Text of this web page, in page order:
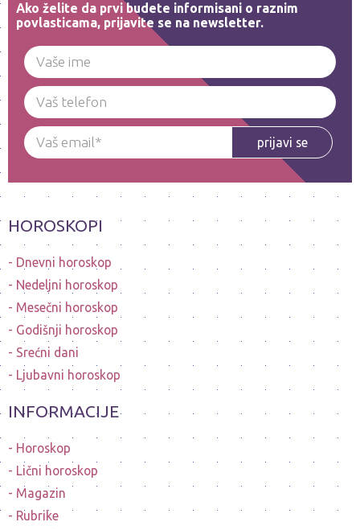
Ako želite da prvi budete informisani o raznim
povlasticama, prijavite se na newsletter.
prijavi se
HOROSKOPI
Dnevni horoskop
Nedeljni horoskop
Mesečni horoskop
Godišnji horoskop
Srećni dani
Ljubavni horoskop
INFORMACIJE
Horoskop
Lični horoskop
Magazin
Rubrike